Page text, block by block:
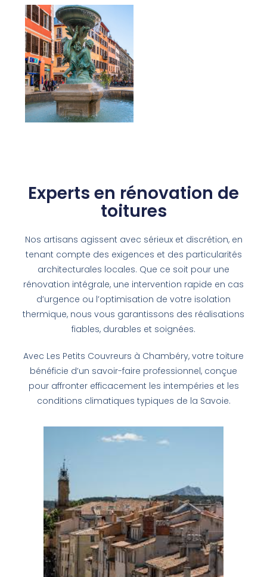
Experts en rénovation de
toitures
Nos artisans agissent avec sérieux et discrétion, en
tenant compte des exigences et des particularités
architecturales locales. Que ce soit pour une
rénovation intégrale, une intervention rapide en cas
d’urgence ou l’optimisation de votre isolation
thermique, nous vous garantissons des réalisations
fiables, durables et soignées.
Avec Les Petits Couvreurs à Chambéry, votre toiture
bénéficie d’un savoir-faire professionnel, conçue
pour affronter efficacement les intempéries et les
conditions climatiques typiques de la Savoie.